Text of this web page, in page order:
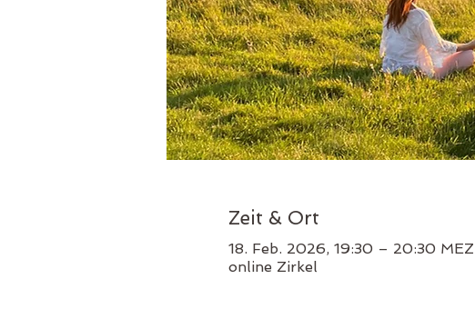
Zeit & Ort
18. Feb. 2026, 19:30 – 20:30 MEZ
online Zirkel